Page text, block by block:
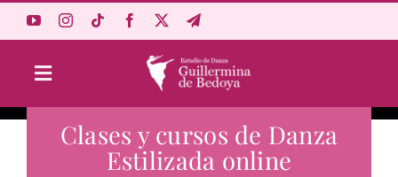
Toggle
Navigation
Aprende Online
Clases y cursos de Danza
Estilizada online